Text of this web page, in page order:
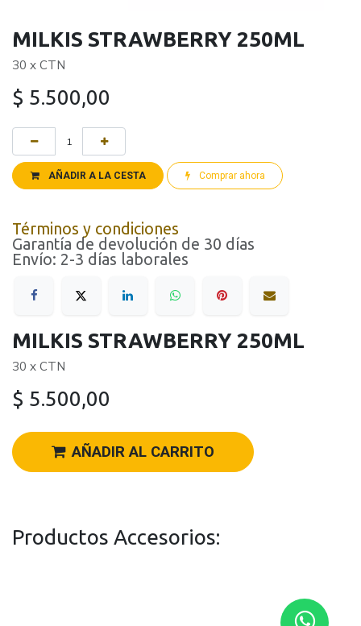
MILKIS STRAWBERRY 250ML
30 x CTN
$ 5.500,00
AÑADIR A LA CESTA Comprar ahora
Términos y condiciones
Garantía de devolución de 30 días
Envío: 2-3 días laborales
MILKIS STRAWBERRY 250ML
30 x CTN
$ 5.500,00
AÑADIR AL CARRITO
Productos Accesorios: